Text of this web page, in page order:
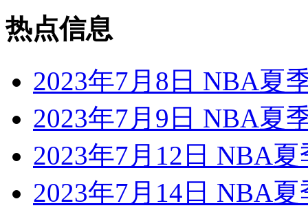
热点信息
2023年7月8日 NBA夏
2023年7月9日 NBA夏
2023年7月12日 NBA
2023年7月14日 NBA